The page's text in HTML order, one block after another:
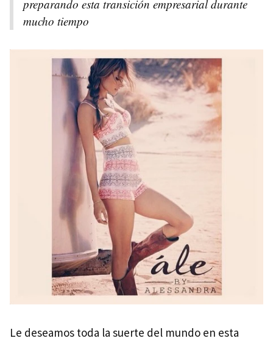
preparando esta transición empresarial durante
mucho tiempo
Le deseamos toda la suerte del mundo en esta